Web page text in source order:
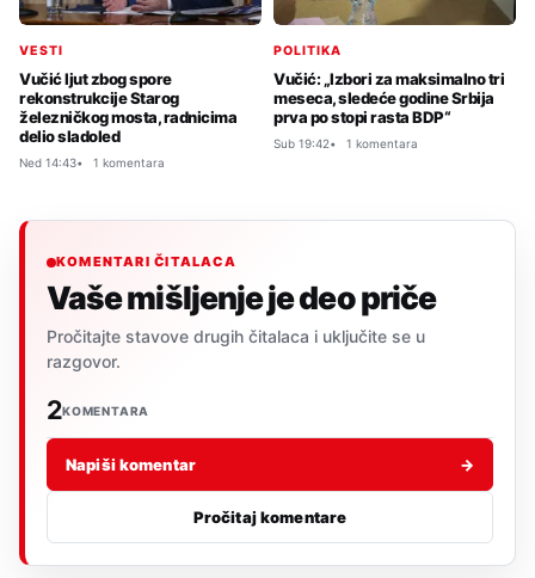
VESTI
Vučić ljut zbog spore
rekonstrukcije Starog
železničkog mosta, radnicima
delio sladoled
Ned 14:43 1 komentara
POLITIKA
Vučić: „Izbori za maksimalno tri
meseca, sledeće godine Srbija
prva po stopi rasta BDP“
Sub 19:42 1 komentara
KOMENTARI ČITALACA
Vaše mišljenje je deo priče
Pročitajte stavove drugih čitalaca i uključite se u
razgovor.
2KOMENTARA
Napiši komentar →
Pročitaj komentare